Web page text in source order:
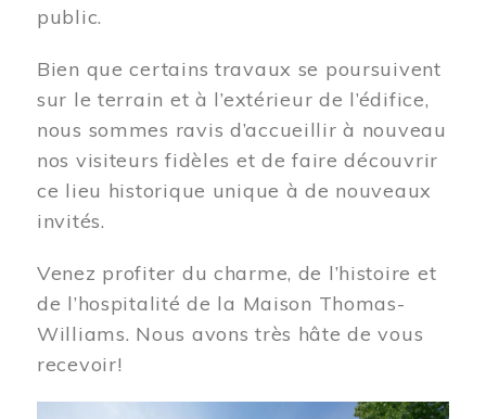
public.
Bien que certains travaux se poursuivent
sur le terrain et à l’extérieur de l’édifice,
nous sommes ravis d’accueillir à nouveau
nos visiteurs fidèles et de faire découvrir
ce lieu historique unique à de nouveaux
invités.
Venez profiter du charme, de l’histoire et
de l’hospitalité de la Maison Thomas-
Williams. Nous avons très hâte de vous
recevoir!